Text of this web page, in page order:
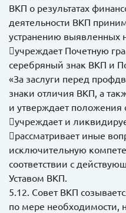
ВКП о результатах
деятельности ВКП
устранению выявленных
учреждает Почетную
серебряный знак ВКП и
«За заслуги перед
знаки отличия ВКП, а
и утверждает положения
учреждает и
рассматривает иные
исключительную
соответствии с
Уставом ВКП.
5.12. Совет ВКП
по мере необходимости,